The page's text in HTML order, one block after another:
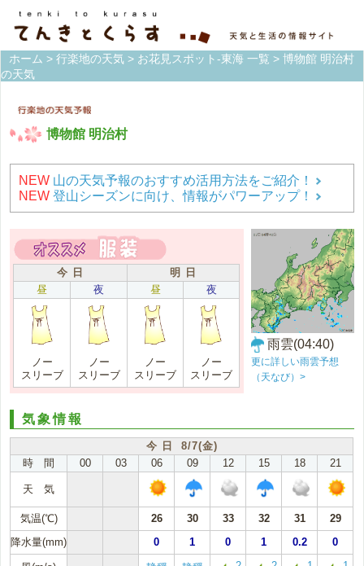
ホーム > 行楽地の天気 > お花見スポット-東海 一覧 > 博物館 明治村
の天気
博物館 明治村
NEW 山の天気予報のおすすめ活用方法をご紹介！
NEW 登山シーズンに向け、情報がパワーアップ！
今 日
明 日
昼
夜 昼 夜
ノー
スリーブ
ノー
スリーブ
ノー
スリーブ
ノー
スリーブ
雨雲(04:40)
更に詳しい雨雲予想
（天なび）>
気象情報
今 日 8/7(金)
時 間
00 03 06 09 12 15 18 21
天 気
気温(℃) 26 30 33 32 31
29
降水量(mm)
0 1 0 1 0.2 0